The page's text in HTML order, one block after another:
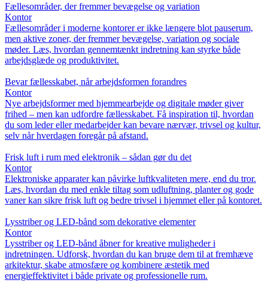
Fællesområder, der fremmer bevægelse og variation
Kontor
Fællesområder i moderne kontorer er ikke længere blot pauserum,
men aktive zoner, der fremmer bevægelse, variation og sociale
møder. Læs, hvordan gennemtænkt indretning kan styrke både
arbejdsglæde og produktivitet.
Bevar fællesskabet, når arbejdsformen forandres
Kontor
Nye arbejdsformer med hjemmearbejde og digitale møder giver
frihed – men kan udfordre fællesskabet. Få inspiration til, hvordan
du som leder eller medarbejder kan bevare nærvær, trivsel og kultur,
selv når hverdagen foregår på afstand.
Frisk luft i rum med elektronik – sådan gør du det
Kontor
Elektroniske apparater kan påvirke luftkvaliteten mere, end du tror.
Læs, hvordan du med enkle tiltag som udluftning, planter og gode
vaner kan sikre frisk luft og bedre trivsel i hjemmet eller på kontoret.
Lysstriber og LED-bånd som dekorative elementer
Kontor
Lysstriber og LED-bånd åbner for kreative muligheder i
indretningen. Udforsk, hvordan du kan bruge dem til at fremhæve
arkitektur, skabe atmosfære og kombinere æstetik med
energieffektivitet i både private og professionelle rum.